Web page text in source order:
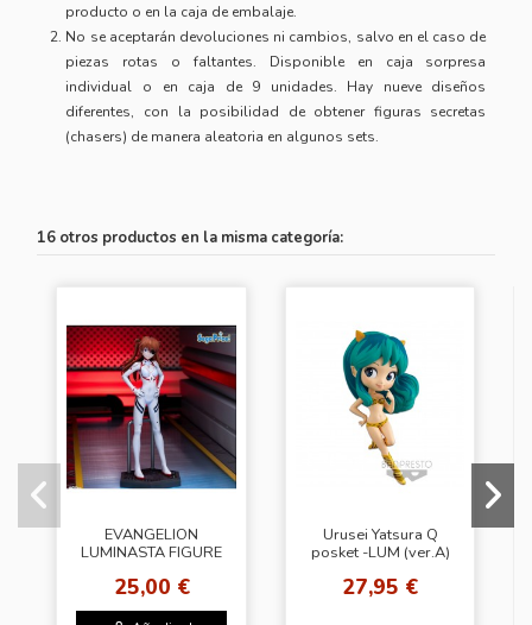
producto o en la caja de embalaje.
No se aceptarán devoluciones ni cambios, salvo en el caso de
piezas rotas o faltantes. Disponible en caja sorpresa
individual o en caja de 9 unidades. Hay nueve diseños
diferentes, con la posibilidad de obtener figuras secretas
(chasers) de manera aleatoria en algunos sets.
16 otros productos en la misma categoría:
EVANGELION
LUMINASTA FIGURE
25,00 €
Urusei Yatsura Q
posket -LUM (ver.A)
27,95 €